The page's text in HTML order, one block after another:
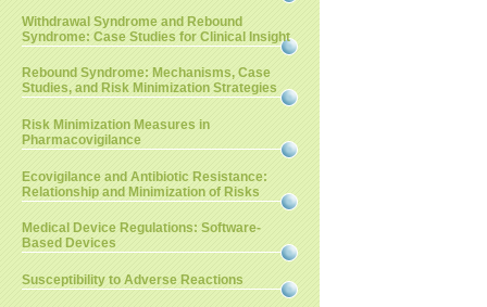
Withdrawal Syndrome and Rebound
Syndrome: Case Studies for Clinical Insight
Rebound Syndrome: Mechanisms, Case
Studies, and Risk Minimization Strategies
Risk Minimization Measures in
Pharmacovigilance
Ecovigilance and Antibiotic Resistance:
Relationship and Minimization of Risks
Medical Device Regulations: Software-
Based Devices
Susceptibility to Adverse Reactions